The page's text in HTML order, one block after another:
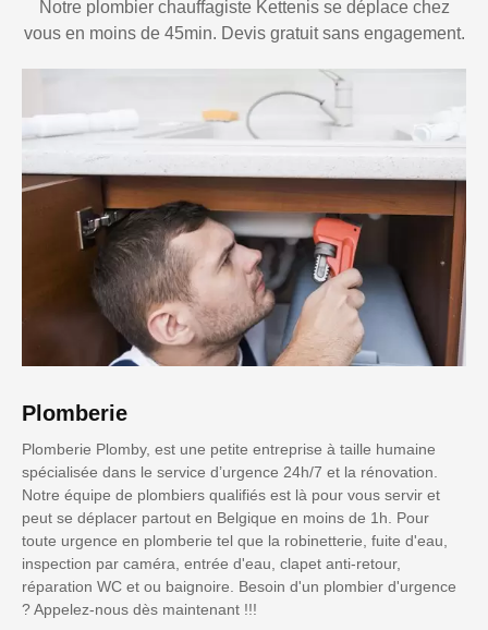
Notre plombier chauffagiste Kettenis se déplace chez
vous en moins de 45min. Devis gratuit sans engagement.
Plomberie
Plomberie Plomby, est une petite entreprise à taille humaine
spécialisée dans le service d’urgence 24h/7 et la rénovation.
Notre équipe de plombiers qualifiés est là pour vous servir et
peut se déplacer partout en Belgique en moins de 1h. Pour
toute urgence en plomberie tel que la robinetterie, fuite d'eau,
inspection par caméra, entrée d'eau, clapet anti-retour,
réparation WC et ou baignoire. Besoin d'un plombier d'urgence
? Appelez-nous dès maintenant !!!